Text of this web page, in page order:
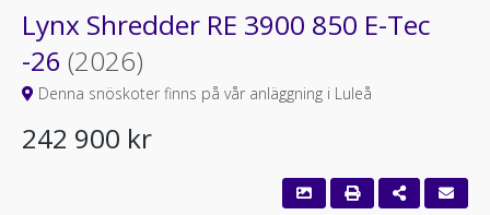
Lynx Shredder RE 3900 850 E-Tec
-26 (2026)
Denna snöskoter finns på vår anläggning i Luleå
242 900 kr